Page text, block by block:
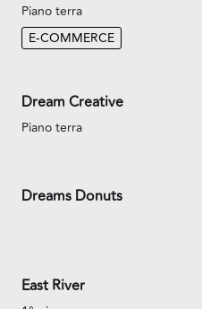
Piano terra
E-COMMERCE
Dream Creative
Piano terra
Dreams Donuts
East River